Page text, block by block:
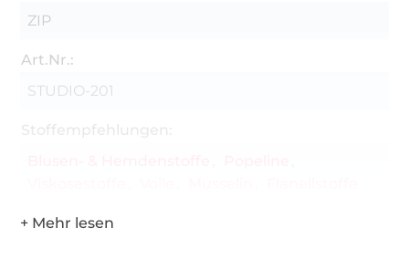
ZIP
Art.Nr.:
STUDIO-201
Stoffempfehlungen: